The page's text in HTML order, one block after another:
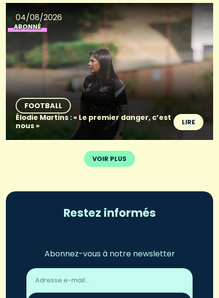
04/08/2026
ABONNÉ
FOOTBALL
Élodie Martins : « Le premier danger, c’est
nous »
LIRE
VOIR PLUS
Restez informés
Abonnez-vous à notre newsletter
Adresse
email